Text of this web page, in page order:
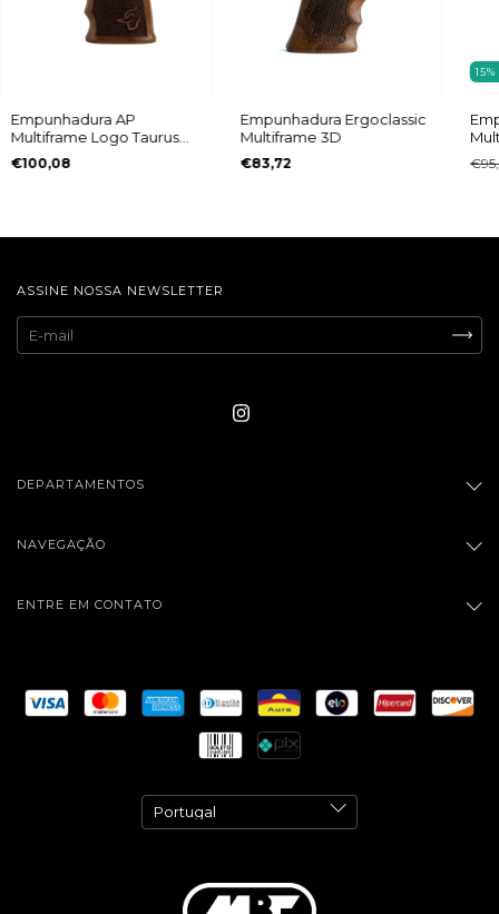
Empunhadura AP
Multiframe Logo Taurus
3D
€100,08
Empunhadura Ergoclassic
Multiframe 3D
€83,72
15%
ASSINE NOSSA NEWSLETTER
DEPARTAMENTOS
NAVEGAÇÃO
ENTRE EM CONTATO